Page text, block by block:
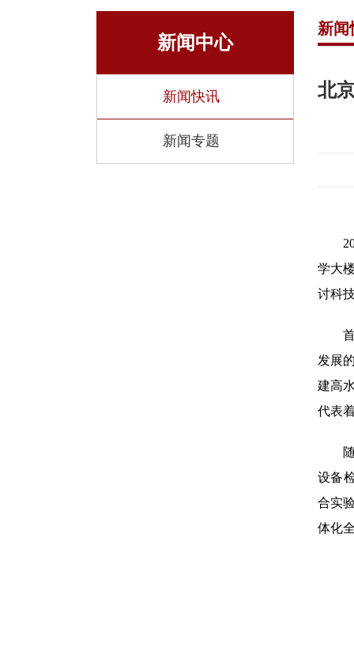
新闻中心
新闻快讯
新闻专题
新闻
北
学大
讨科
发展
建高
代表
设备
合实
体化